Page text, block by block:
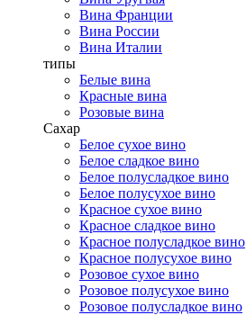
Вина Франции
Вина России
Вина Италии
типы
Белые вина
Красные вина
Розовые вина
Сахар
Белое сухое вино
Белое сладкое вино
Белое полусладкое вино
Белое полусухое вино
Красное сухое вино
Красное сладкое вино
Красное полусладкое вино
Красное полусухое вино
Розовое сухое вино
Розовое полусухое вино
Розовое полусладкое вино